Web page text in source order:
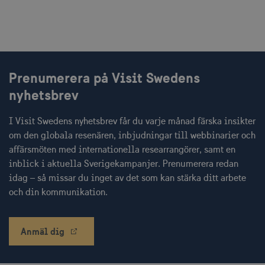
Prenumerera på Visit Swedens
nyhetsbrev
I Visit Swedens nyhetsbrev får du varje månad färska insikter
om den globala resenären, inbjudningar till webbinarier och
affärsmöten med internationella researrangörer, samt en
inblick i aktuella Sverigekampanjer. Prenumerera redan
idag – så missar du inget av det som kan stärka ditt arbete
och din kommunikation.
Anmäl dig
receive-cookie-
CookieScriptConsent